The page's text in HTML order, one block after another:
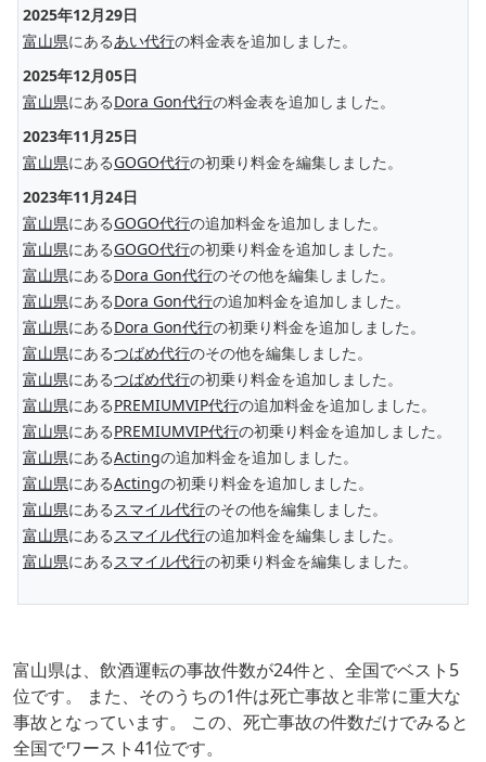
2025年12月29日
富山県にあるあい代行の料金表を追加しました。
2025年12月05日
富山県にあるDora Gon代行の料金表を追加しました。
2023年11月25日
富山県にあるGOGO代行の初乗り料金を編集しました。
2023年11月24日
富山県にあるGOGO代行の追加料金を追加しました。
富山県にあるGOGO代行の初乗り料金を追加しました。
富山県にあるDora Gon代行のその他を編集しました。
富山県にあるDora Gon代行の追加料金を追加しました。
富山県にあるDora Gon代行の初乗り料金を追加しました。
富山県にあるつばめ代行のその他を編集しました。
富山県にあるつばめ代行の初乗り料金を追加しました。
富山県にあるPREMIUMVIP代行の追加料金を追加しました。
富山県にあるPREMIUMVIP代行の初乗り料金を追加しました。
富山県にあるActingの追加料金を追加しました。
富山県にあるActingの初乗り料金を追加しました。
富山県にあるスマイル代行のその他を編集しました。
富山県にあるスマイル代行の追加料金を編集しました。
富山県にあるスマイル代行の初乗り料金を編集しました。
富山県は、飲酒運転の事故件数が24件と、全国でベスト5
位です。 また、そのうちの1件は死亡事故と非常に重大な
事故となっています。 この、死亡事故の件数だけでみると
全国でワースト41位です。